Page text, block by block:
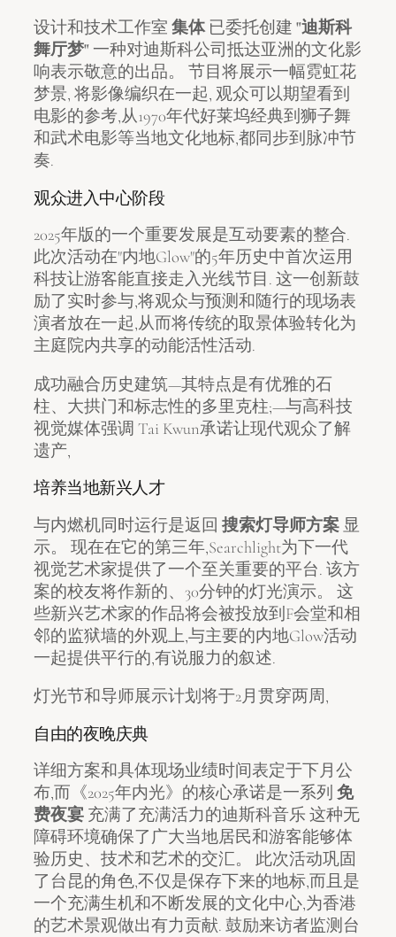
设计和技术工作室 集体已委托创建 "迪斯科
舞厅梦" 一种对迪斯科公司抵达亚洲的文化影
响表示敬意的出品。 节目将展示一幅霓虹花
梦景, 将影像编织在一起, 观众可以期望看到
电影的参考,从1970年代好莱坞经典到狮子舞
和武术电影等当地文化地标,都同步到脉冲节
奏.
观众进入中心阶段
2025年版的一个重要发展是互动要素的整合.
此次活动在"内地Glow"的5年历史中首次运用
科技让游客能直接走入光线节目. 这一创新鼓
励了实时参与,将观众与预测和随行的现场表
演者放在一起,从而将传统的取景体验转化为
主庭院内共享的动能活性活动.
成功融合历史建筑—其特点是有优雅的石
柱、大拱门和标志性的多里克柱;—与高科技
视觉媒体强调 Tai Kwun承诺让现代观众了解
遗产,
培养当地新兴人才
与内燃机同时运行是返回 搜索灯导师方案 显
示。 现在在它的第三年,Searchlight为下一代
视觉艺术家提供了一个至关重要的平台. 该方
案的校友将作新的、30分钟的灯光演示。 这
些新兴艺术家的作品将会被投放到F会堂和相
邻的监狱墙的外观上,与主要的内地Glow活动
一起提供平行的,有说服力的叙述.
灯光节和导师展示计划将于2月贯穿两周,
自由的夜晚庆典
详细方案和具体现场业绩时间表定于下月公
布,而《2025年内光》的核心承诺是一系列 免
费夜宴 充满了充满活力的迪斯科音乐 这种无
障碍环境确保了广大当地居民和游客能够体
验历史、技术和艺术的交汇。 此次活动巩固
了台昆的角色,不仅是保存下来的地标,而且是
一个充满生机和不断发展的文化中心,为香港
的艺术景观做出有力贡献. 鼓励来访者监测台